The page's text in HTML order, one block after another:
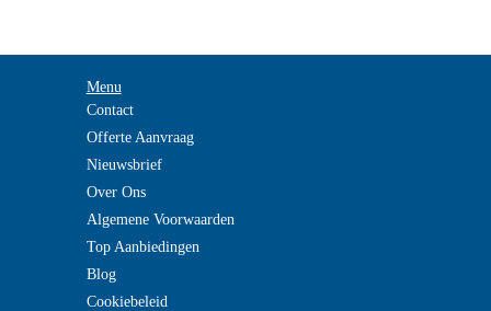
Menu
Contact
Offerte Aanvraag
Nieuwsbrief
Over Ons
Algemene Voorwaarden
Top Aanbiedingen
Blog
Cookiebeleid